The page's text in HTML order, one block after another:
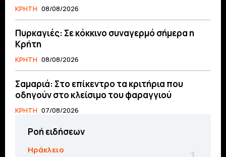
ΚΡΗΤΗ 08/08/2026
Πυρκαγιές: Σε κόκκινο συναγερμό σήμερα η
Κρήτη
ΚΡΗΤΗ 08/08/2026
Σαμαριά: Στο επίκεντρο τα κριτήρια που
οδηγούν στο κλείσιμο του φαραγγιού
ΚΡΗΤΗ 07/08/2026
Ροή ειδήσεων
Ηράκλειο